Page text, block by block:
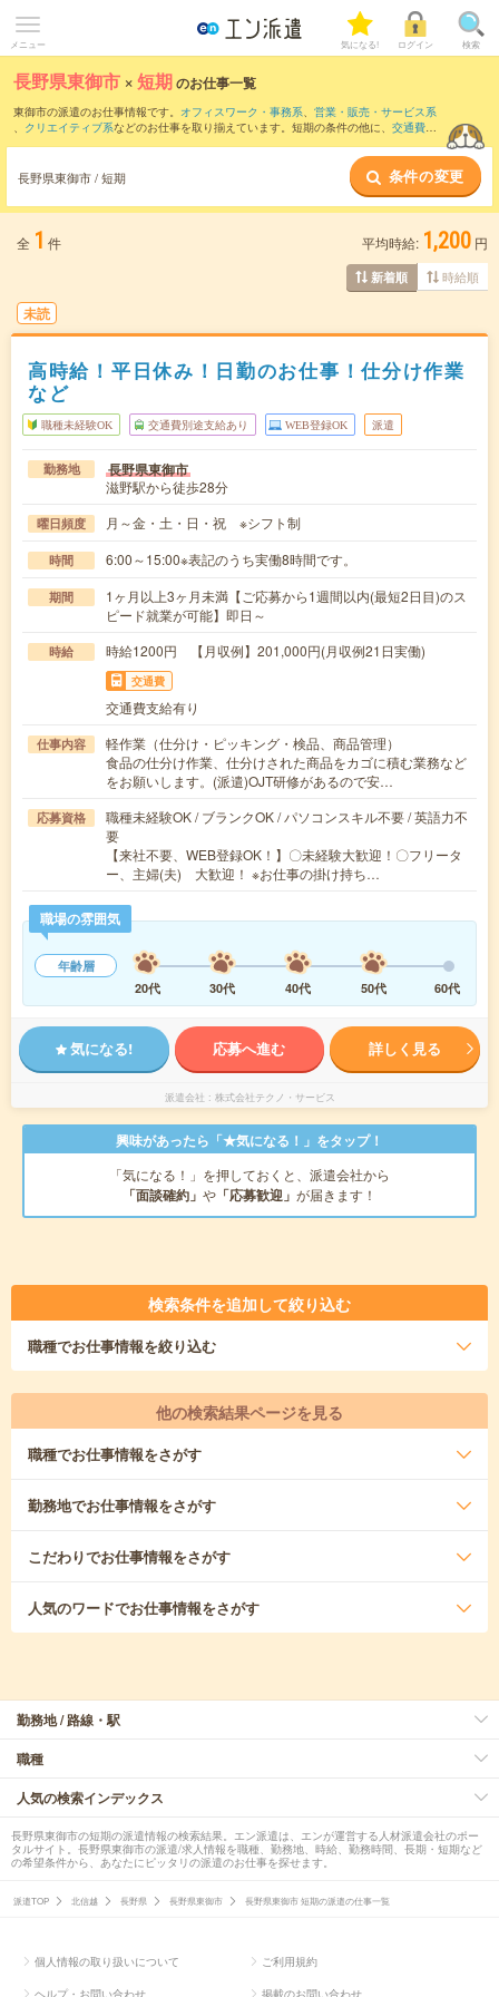
メニュー 気になる! ログイン 検索
長野県東御市 ×短期のお仕事一覧
東御市の派遣のお仕事情報です。 オフィスワーク・事務系、 営業・販売・サービス系
、 クリエイティブ系などのお仕事を取り揃えています。短期の条件の他に、 交通費別
長野県東御市 / 短期 条件の変更
全 1 件 平均時給: 1,200 円
新着順 時給順
未読
高時給！平日休み！日勤のお仕事！仕分け作業
など
職種未経験OK 交通費別途支給あり WEB登録OK 派遣
勤務地 長野県東御市
滋野駅から徒歩28分
曜日頻度 月～金・土・日・祝 ※シフト制
時間 6:00～15:00※表記のうち実働8時間です。
期間
1ヶ月以上3ヶ月未満【ご応募から1週間以内(最短2日目)のス
ピード就業が可能】即日～
時給 時給1200円 【月収例】201,000円(月収例21日実働)
交通費
交通費支給有り
仕事内容
軽作業（仕分け・ピッキング・検品、商品管理）
食品の仕分け作業、仕分けされた商品をカゴに積む業務など
をお願いします。(派遣)OJT研修があるので安…
応募資格
職種未経験OK / ブランクOK / パソコンスキル不要 / 英語力不
要
【来社不要、WEB登録OK！】〇未経験大歓迎！〇フリータ
ー、主婦(夫) 大歓迎！ ※お仕事の掛け持ち…
職場の雰囲気
年齢層
20代
30代 40代 50代 60代
気になる! 応募へ進む 詳しく見る
派遣会社 株式会社テクノ・サービス
興味があったら「★気になる！」をタップ！
「気になる！」を押しておくと、派遣会社から
「面談確約」 や 「応募歓迎」 が届きます！
検索条件を追加して絞り込む
職種でお仕事情報を絞り込む
他の検索結果ページを見る
職種でお仕事情報をさがす
勤務地でお仕事情報をさがす
こだわりでお仕事情報をさがす
人気のワードでお仕事情報をさがす
勤務地 / 路線・駅
職種
人気の検索インデックス
長野県東御市の短期の派遣情報の検索結果。エン派遣は、エンが運営する人材派遣会社のポー
タルサイト。長野県東御市の派遣/求人情報を職種、勤務地、時給、勤務時間、長期・短期など
の希望条件から、あなたにピッタリの派遣のお仕事を探せます。
派遣TOP 北信越 長野県 長野県東御市 長野県東御市 短期の派遣の仕事一覧
個人情報の取り扱いについて ご利用規約
ヘルプ・お問い合わせ 掲載のお問い合わせ